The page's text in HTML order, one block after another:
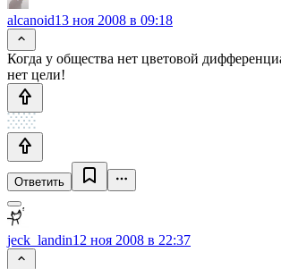
alcanoid13 ноя 2008 в 09:18
Когда у общества нет цветовой
нет цели!
Ответить
jeck_landin12 ноя 2008 в 22:37